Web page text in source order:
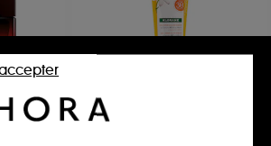
KLORANE
Gel-crème solaire sublime